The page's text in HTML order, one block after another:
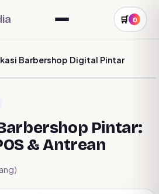
🛒 0
Barbershop Digital Pintar
Pintar:
& Antrean